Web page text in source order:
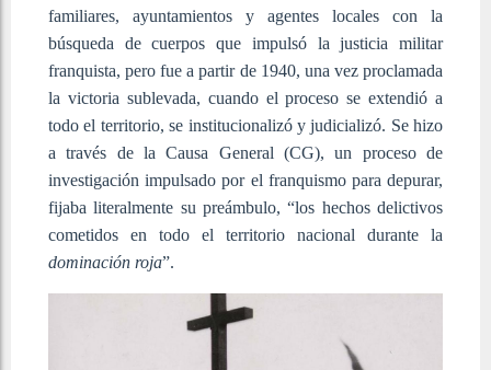
familiares, ayuntamientos y agentes locales con la
búsqueda de cuerpos que impulsó la justicia militar
franquista, pero fue a partir de 1940, una vez proclamada
la victoria sublevada, cuando el proceso se extendió a
todo el territorio, se institucionalizó y judicializó. Se hizo
a través de la Causa General (CG), un proceso de
investigación impulsado por el franquismo para depurar,
fijaba literalmente su preámbulo, “los hechos delictivos
cometidos en todo el territorio nacional durante la
dominación roja”.